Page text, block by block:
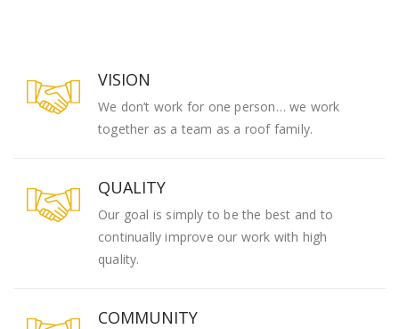
VISION
We don’t work for one person… we work
together as a team as a roof family.
QUALITY
Our goal is simply to be the best and to
continually improve our work with high
quality.
COMMUNITY